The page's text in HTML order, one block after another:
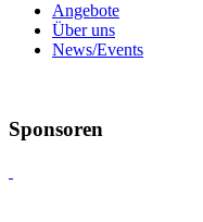
Angebote
Über uns
News/Events
Sponsoren